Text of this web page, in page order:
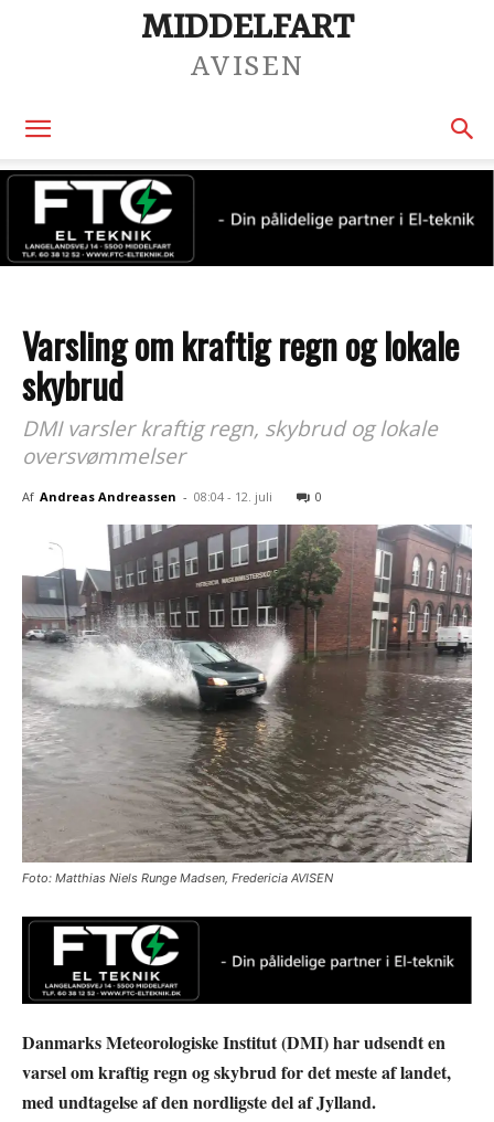
MIDDELFART
AVISEN
Varsling om kraftig regn og lokale
skybrud
DMI varsler kraftig regn, skybrud og lokale
oversvømmelser
Af Andreas Andreassen - 08:04 - 12. juli 0
Foto: Matthias Niels Runge Madsen, Fredericia AVISEN
Danmarks Meteorologiske Institut (DMI) har udsendt en
varsel om kraftig regn og skybrud for det meste af landet,
med undtagelse af den nordligste del af Jylland.